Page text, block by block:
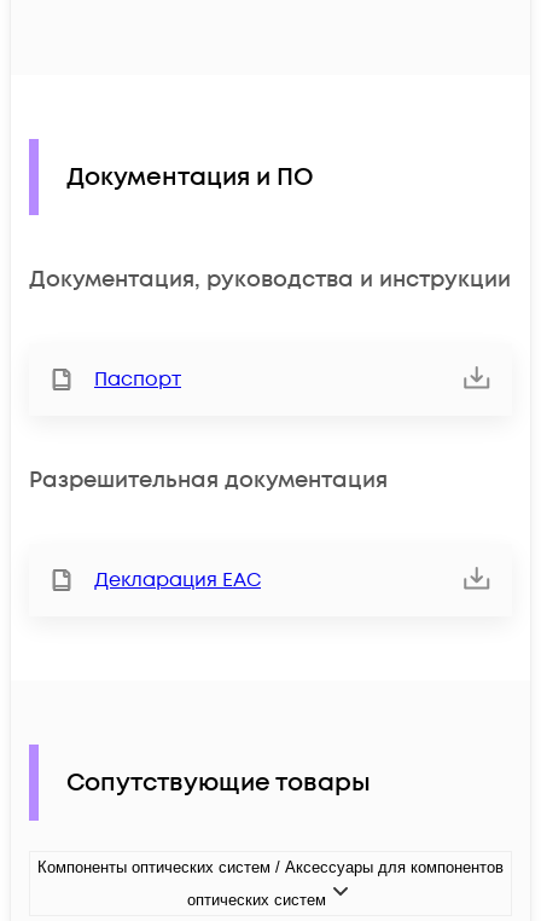
Документация и ПО
Документация, руководства и инструкции
Паспорт
Разрешительная документация
Декларация ЕАС
Сопутствующие товары
Компоненты оптических систем / Аксессуары для компонентов
оптических систем